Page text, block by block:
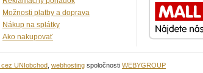
Možnosti platby a doprava
Nákup na splátky
Ako nakupovať
UNIobchod webhosting spoločnosti WEBYGROUP